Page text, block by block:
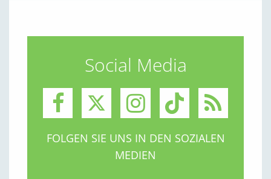
Social Media
FOLGEN SIE UNS IN DEN SOZIALEN
MEDIEN